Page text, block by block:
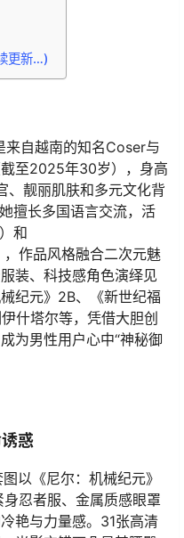
更新…)
自越南的知名Coser与
至2025年30岁），身高
靓丽肌肤和多元文化背
擅长多国语言交流，活
和
作品风格融合二次元魅
装、科技感角色演绎见
纪元》2B、《新世纪福
什塔尔等，凭借大胆创
为男性用户心中“神秘御
惑
以《尼尔：机械纪元》
忍者服、金属质感眼罩
艳与力量感。31张高清